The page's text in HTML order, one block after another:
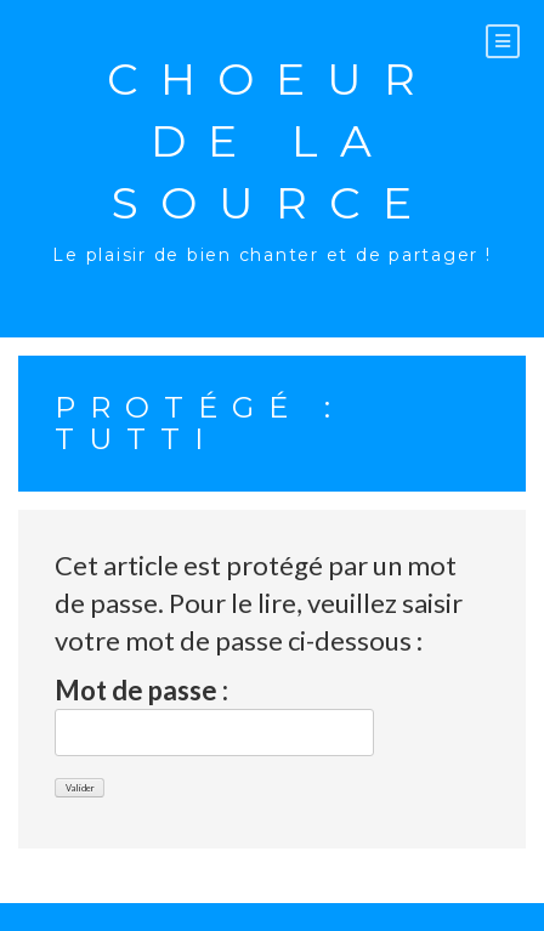
CHOEUR
DE LA
SOURCE
Le plaisir de bien chanter et de partager !
PROTÉGÉ :
TUTTI
Cet article est protégé par un mot
de passe. Pour le lire, veuillez saisir
votre mot de passe ci-dessous :
Mot de passe :